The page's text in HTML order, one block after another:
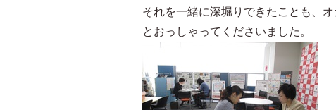
それを一緒に深堀りできたことも、
とおっしゃってくださいました。